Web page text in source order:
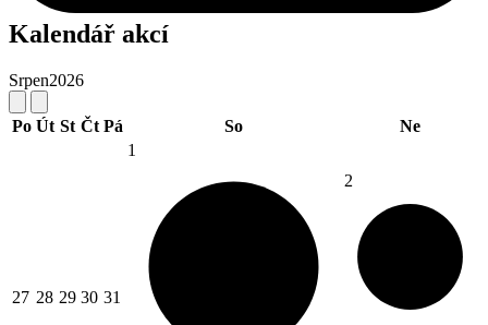
Kalendář akcí
Srpen2026
Po Út St Čt Pá So Ne
27 28 29 30 31
1
2